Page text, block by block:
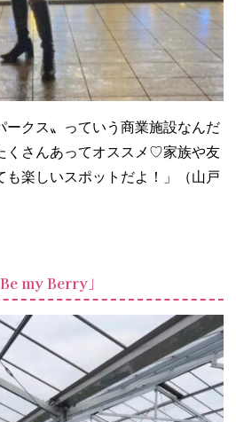
ークス〟っていう商業施設なんだ
くさんあってオススメ♡家族や友
も楽しいスポットだよ！」（山戸
my Berry」